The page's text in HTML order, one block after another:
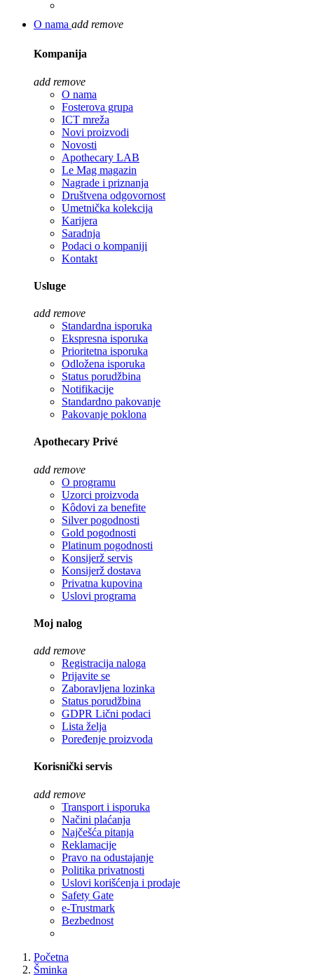
O nama add remove
Kompanija
add remove
O nama
Fosterova grupa
ICT mreža
Novi proizvodi
Novosti
Apothecary LAB
Le Mag magazin
Nagrade i priznanja
Društvena odgovornost
Umetnička kolekcija
Karijera
Saradnja
Podaci o kompaniji
Kontakt
Usluge
add remove
Standardna isporuka
Ekspresna isporuka
Prioritetna isporuka
Odložena isporuka
Status porudžbina
Notifikacije
Standardno pakovanje
Pakovanje poklona
Apothecary Privé
add remove
O programu
Uzorci proizvoda
Kôdovi za benefite
Silver pogodnosti
Gold pogodnosti
Platinum pogodnosti
Konsijerž servis
Konsijerž dostava
Privatna kupovina
Uslovi programa
Moj nalog
add remove
Registracija naloga
Prijavite se
Zaboravljena lozinka
Status porudžbina
GDPR Lični podaci
Lista želja
Poređenje proizvoda
Korisnički servis
add remove
Transport i isporuka
Načini plaćanja
Najčešća pitanja
Reklamacije
Pravo na odustajanje
Politika privatnosti
Uslovi korišćenja i prodaje
Safety Gate
e-Trustmark
Bezbednost
Početna
Šminka